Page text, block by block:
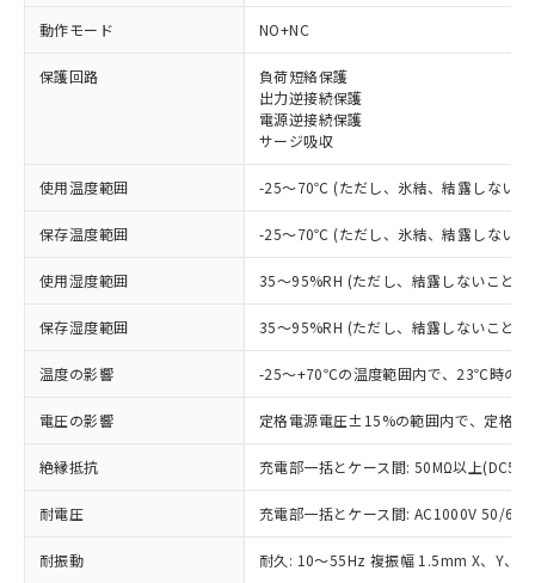
動作モード NO+NC
保護回路
負荷短絡保護
出力逆接続保護
電源逆接続保護
サージ吸収
使用温度範囲 -25～70℃ (ただし、氷結、結露しないこ
保存温度範囲 -25～70℃ (ただし、氷結、結露しないこ
使用湿度範囲 35～95%RH (ただし、結露しないこと)
保存湿度範囲 35～95%RH (ただし、結露しないこと)
温度の影響 -25～+70℃の温度範囲内で、23℃時の
電圧の影響 定格電源電圧±15%の範囲内で、定格
絶縁抵抗 充電部一括とケース間: 50MΩ以上
耐電圧 充電部一括とケース間: AC1000V 50/
耐振動 耐久: 10～55Hz 複振幅 1.5mm X、Y、Z
ご利用条件
以下の条件をお読みいただき、同意のうえ
本サービスは、当社制御機器事業取扱
商品の当社在庫状況および標準価格
(税抜)を提供させていただくもので
当社制御機器事業取扱商品の中には、
本サービスの対象外となる商品もある
ことをご了承ください。
在庫状況および標準価格照会結果は、
記載している更新日時点での社内デー
※1 対応状況
対応済み：EU RoHS指令（10物質）の
非含有に対応した製品が提供可能な商品で
対応予定：EU RoHS指令（10物質）の非含
商品です。
対応予定なし：EU RoHS指令（10物質）の
非含有に非対応の商品で、対応品を出す予
定はありません。
調査・確認中：EU RoHS指令（10物質）の
非含有の対応状況を調査中または確認中の
非該当品：ライセンス料など無形物で、有
害物質有無と関係のない商品です。
仕入先様の事情により、非含有部品として
いたものが、含有品と判明した場合などや
むを得ず変更することがあります。
*EU RoHS指令（10物質）：
※1 中国RoHS○×表
「○」：最大均質材料含有率が中国RoHSの
基準値以下であることを示します。
「×」：最大均質材料含有率が中国RoHSの
基準値を超えていることを示します。
「－」：未確認です。当社販売部門へお問
い合わせください。
当社は、これら貴社製品のうち、外国
為替および外国貿易法に定める商品
（以下｢規制貨物等」という）を輸出